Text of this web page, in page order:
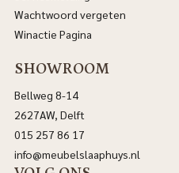
Wachtwoord vergeten
Winactie Pagina
SHOWROOM
Bellweg 8-14
2627AW, Delft
015 257 86 17
info@meubelslaaphuys.nl